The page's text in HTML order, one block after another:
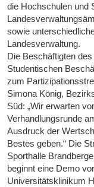
die Hochschulen und
sowie
Landesverwaltung.
Die Beschäftigten
Studentischen
zum
Simona König,
Süd: „Wir erwarten
Verhandlungsrunde
Ausdruck der
Bestes geben.“ Die
Sporthalle
beginnt eine Demo
Universitätsklinikum